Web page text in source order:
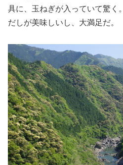
具に、玉ねぎが入っていて驚く。
だしが美味しいし、大満足だ。